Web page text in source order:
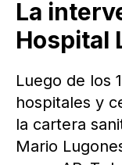
La
Hospital
Luego de los
hospitales y
la cartera
Mario